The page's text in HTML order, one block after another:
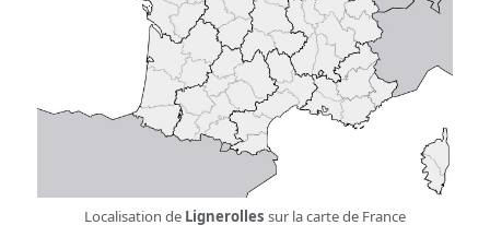
Localisation de Lignerolles sur la carte de France